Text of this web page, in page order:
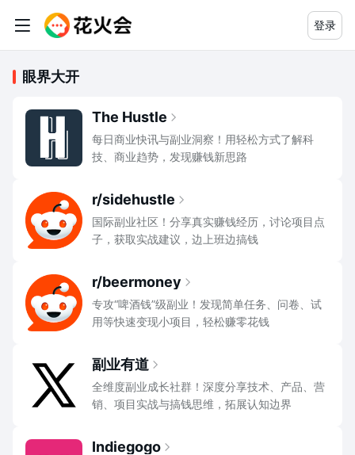
登录
副业资源导航大全：高质量赚钱相
眼界大开
The Hustle
每日商业快讯与副业洞察！用轻松方式了解科
技、商业趋势，发现赚钱新思路
r/sidehustle
国际副业社区！分享真实赚钱经历，讨论项目点
子，获取实战建议，边上班边搞钱
r/beermoney
专攻“啤酒钱”级副业！发现简单任务、问卷、试
用等快速变现小项目，轻松赚零花钱
副业有道
全维度副业成长社群！深度分享技术、产品、营
销、项目实战与搞钱思维，拓展认知边界
Indiegogo